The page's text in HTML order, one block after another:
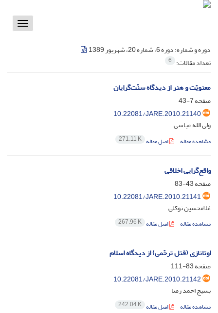
Toggle
دوره و شماره:دوره 6، شماره 20، شهریور 1389
تعداد مقالات: 6
معنویّت و هنر از دیدگاه سنّت‌گرایان
صفحه7-43
10.22081/JARE.2010.21140
ولی الله عباسی
مشاهده مقاله اصل مقاله 271.11 K
واقع‌گرایی اخلاقی
صفحه43-83
10.22081/JARE.2010.21141
غلامحسین توکلی
مشاهده مقاله اصل مقاله 267.96 K
اوتانازی (قتل ترحّمی) از دیدگاه اسلام
صفحه83-111
10.22081/JARE.2010.21142
بسیج احمد رضا
مشاهده مقاله اصل مقاله 242.04 K